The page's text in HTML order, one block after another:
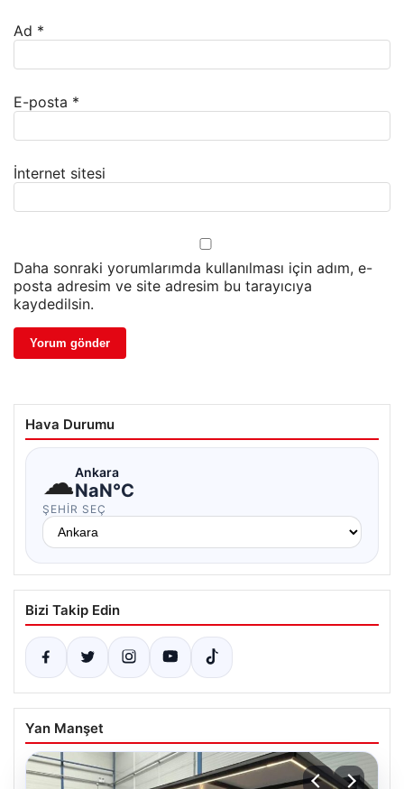
Ad *
E-posta *
İnternet sitesi
Daha sonraki yorumlarımda kullanılması için adım, e-
posta adresim ve site adresim bu tarayıcıya
kaydedilsin.
Hava Durumu
☁Ankara
NaN°C
ŞEHIR SEÇ
Bizi Takip Edin
Yan Manşet